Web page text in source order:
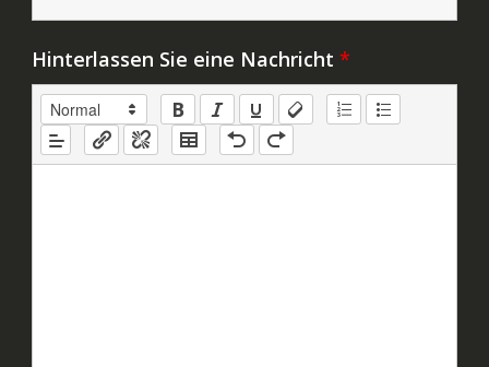
Hinterlassen Sie eine Nachricht *